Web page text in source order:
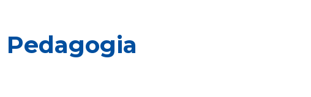
Pedagogia